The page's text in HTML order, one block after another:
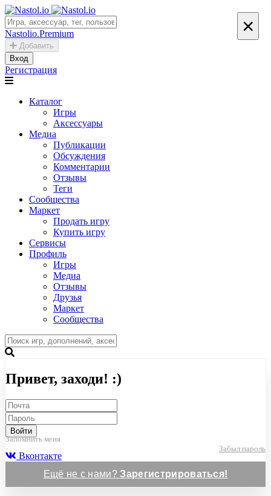
Nastolio.Premium
Добавить
Вход
Регистрация
Каталог
Игры
Аксессуары
Медиа
Публикации
Обсуждения
Комментарии
Отзывы
Теги
Сообщества
Маркет
Продать игру
Купить игру
Сервисы
Профиль
Игры
Медиа
Отзывы
Друзья
Маркет
Сообщества
×
Привет, заходи! :)
Войти
Запомнить меня
Забыл пароль
Вконтакте
Ещё не с нами?Зарегистрироваться!